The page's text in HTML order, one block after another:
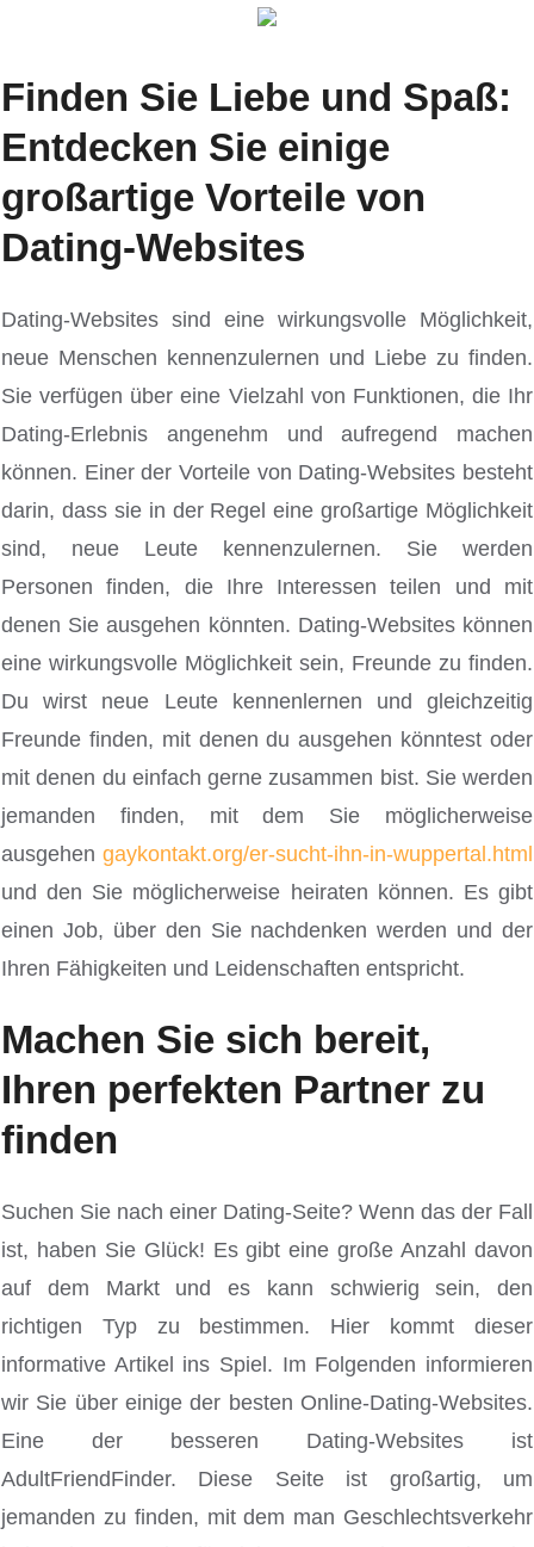
Finden Sie Liebe und Spaß:
Entdecken Sie einige
großartige Vorteile von
Dating-Websites
Dating-Websites sind eine wirkungsvolle Möglichkeit,
neue Menschen kennenzulernen und Liebe zu finden.
Sie verfügen über eine Vielzahl von Funktionen, die Ihr
Dating-Erlebnis angenehm und aufregend machen
können. Einer der Vorteile von Dating-Websites besteht
darin, dass sie in der Regel eine großartige Möglichkeit
sind, neue Leute kennenzulernen. Sie werden
Personen finden, die Ihre Interessen teilen und mit
denen Sie ausgehen könnten. Dating-Websites können
eine wirkungsvolle Möglichkeit sein, Freunde zu finden.
Du wirst neue Leute kennenlernen und gleichzeitig
Freunde finden, mit denen du ausgehen könntest oder
mit denen du einfach gerne zusammen bist. Sie werden
jemanden finden, mit dem Sie möglicherweise
ausgehen gaykontakt.org/er-sucht-ihn-in-wuppertal.html
und den Sie möglicherweise heiraten können. Es gibt
einen Job, über den Sie nachdenken werden und der
Ihren Fähigkeiten und Leidenschaften entspricht.
Machen Sie sich bereit,
Ihren perfekten Partner zu
finden
Suchen Sie nach einer Dating-Seite? Wenn das der Fall
ist, haben Sie Glück! Es gibt eine große Anzahl davon
auf dem Markt und es kann schwierig sein, den
richtigen Typ zu bestimmen. Hier kommt dieser
informative Artikel ins Spiel. Im Folgenden informieren
wir Sie über einige der besten Online-Dating-Websites.
Eine der besseren Dating-Websites ist
AdultFriendFinder. Diese Seite ist großartig, um
jemanden zu finden, mit dem man Geschlechtsverkehr